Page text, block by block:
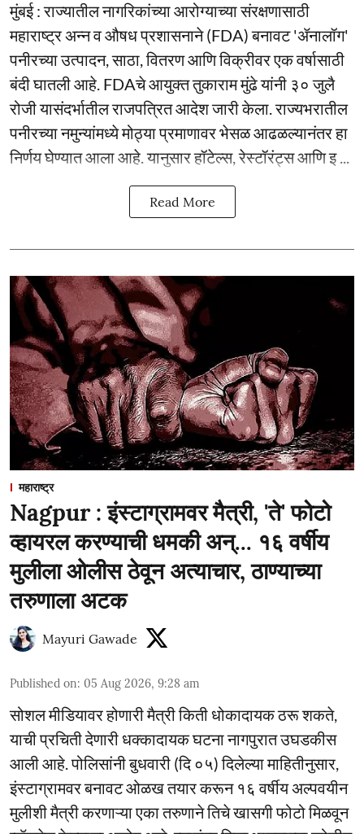
मुंबई : राज्यातील नागरिकांच्या आरोग्याच्या संरक्षणासाठी
महाराष्ट्र अन्न व औषध प्रशासनाने (FDA) बनावट 'ॲनालॉग'
पनीरच्या उत्पादन, साठा, वितरण आणि विक्रीवर एक वर्षासाठी
बंदी घातली आहे. FDAचे आयुक्त तुकाराम मुंढे यांनी ३० जुलै
रोजी यासंदर्भातील राजपत्रित आदेश जारी केला. राज्यभरातील
पनीरच्या नमुन्यांमध्ये मोठ्या प्रमाणावर भेसळ आढळल्यानंतर हा
निर्णय घेण्यात आला आहे. यानुसार हॉटेल्स, रेस्टॉरंट्स आणि इ ...
Read More
महाराष्ट्र
Nagpur : इंस्टाग्रामवर मैत्री, 'ते' फोटो
व्हायरल करण्याची धमकी अन्... १६ वर्षीय
मुलीला ओलीस ठेवून अत्याचार, ठाण्याच्या
तरुणाला अटक
Mayuri Gawade
Published on: 05 Aug 2026, 9:28 am
सोशल मीडियावर होणारी मैत्री किती धोकादायक ठरू शकते,
याची प्रचिती देणारी धक्कादायक घटना नागपुरात उघडकीस
आली आहे. पोलिसांनी बुधवारी (दि ०५) दिलेल्या माहितीनुसार,
इंस्टाग्रामवर बनावट ओळख तयार करून १६ वर्षीय अल्पवयीन
मुलीशी मैत्री करणाऱ्या एका तरुणाने तिचे खासगी फोटो मिळवून